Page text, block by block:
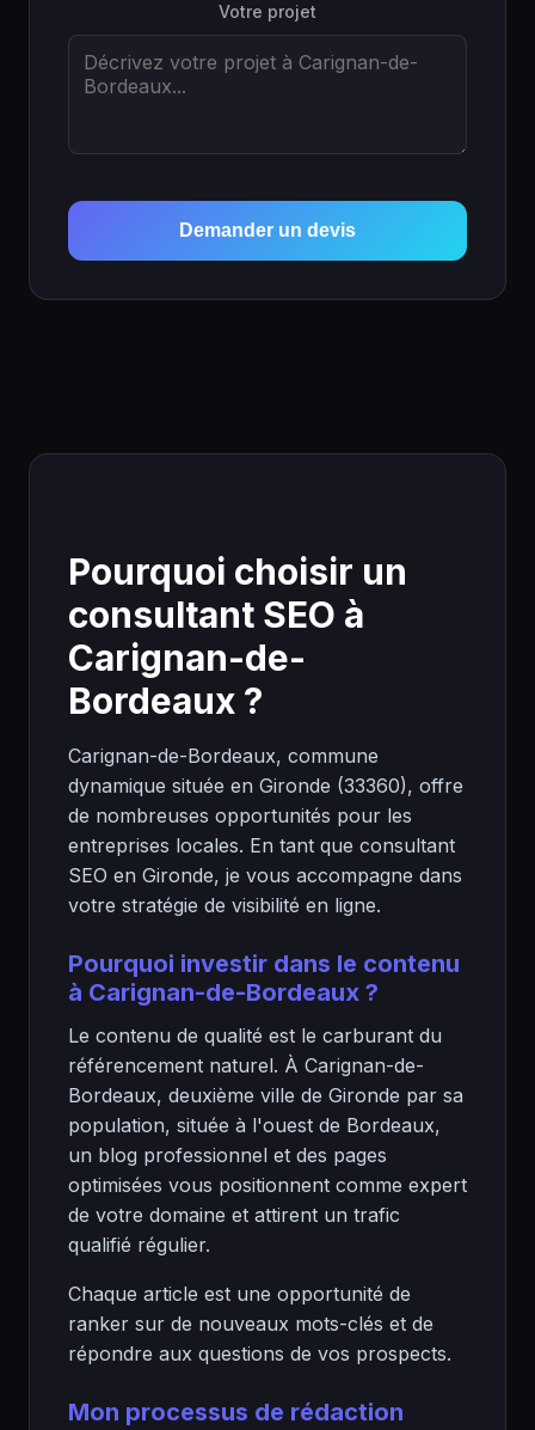
Votre projet
Demander un devis
Pourquoi choisir un
consultant SEO à
Carignan-de-
Bordeaux ?
Carignan-de-Bordeaux, commune
dynamique située en Gironde (33360), offre
de nombreuses opportunités pour les
entreprises locales. En tant que consultant
SEO en Gironde, je vous accompagne dans
votre stratégie de visibilité en ligne.
Pourquoi investir dans le contenu
à Carignan-de-Bordeaux ?
Le contenu de qualité est le carburant du
référencement naturel. À Carignan-de-
Bordeaux, deuxième ville de Gironde par sa
population, située à l'ouest de Bordeaux,
un blog professionnel et des pages
optimisées vous positionnent comme expert
de votre domaine et attirent un trafic
qualifié régulier.
Chaque article est une opportunité de
ranker sur de nouveaux mots-clés et de
répondre aux questions de vos prospects.
Mon processus de rédaction